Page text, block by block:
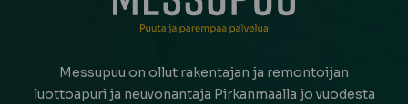
Messupuu on ollut rakentajan ja remontoijan
luottoapuri ja neuvonantaja Pirkanmaalla jo vuodesta